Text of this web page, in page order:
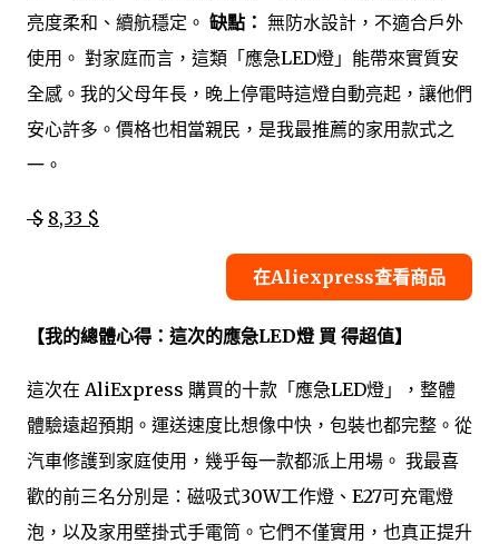
亮度柔和、續航穩定。 缺點： 無防水設計，不適合戶外
使用。 對家庭而言，這類「應急LED燈」能帶來實質安
全感。我的父母年長，晚上停電時這燈自動亮起，讓他們
安心許多。價格也相當親民，是我最推薦的家用款式之
一。
$ 8,33 $
在Aliexpress查看商品
【我的總體心得：這次的應急LED燈 買 得超值】
這次在 AliExpress 購買的十款「應急LED燈」，整體
體驗遠超預期。運送速度比想像中快，包裝也都完整。從
汽車修護到家庭使用，幾乎每一款都派上用場。 我最喜
歡的前三名分別是：磁吸式30W工作燈、E27可充電燈
泡，以及家用壁掛式手電筒。它們不僅實用，也真正提升